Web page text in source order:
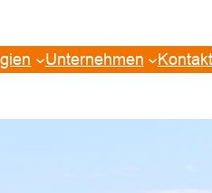
Unternehmen Kontakt